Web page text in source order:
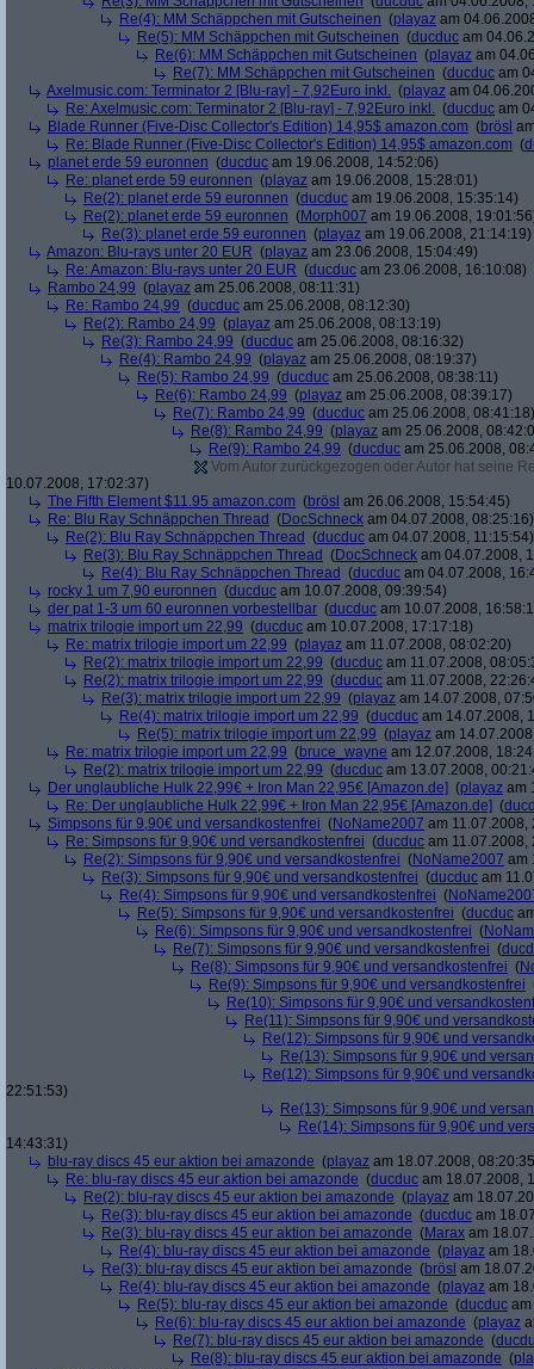
Re(4): MM Schäppchen mit Gutscheinen (playaz am
Re(5): MM Schäppchen mit Gutscheinen (ducduc am
Re(6): MM Schäppchen mit Gutscheinen (playaz am
Re(7): MM Schäppchen mit Gutscheinen (ducduc am
Axelmusic.com: Terminator 2 [Blu-ray] - 7,92Euro inkl. (playaz am
Re: Axelmusic.com: Terminator 2 [Blu-ray] - 7,92Euro inkl. (ducduc am
Blade Runner (Five-Disc Collector's Edition) 14,95$ amazon.com (brösl
Re: Blade Runner (Five-Disc Collector's Edition) 14,95$ amazon.com (
planet erde 59 euronnen (ducduc am 19.06.2008, 14:52:06)
Re: planet erde 59 euronnen (playaz am 19.06.2008, 15:28:01)
Re(2): planet erde 59 euronnen (ducduc am 19.06.2008, 15:35:14)
Re(2): planet erde 59 euronnen (Morph007 am 19.06.2008,
Re(3): planet erde 59 euronnen (playaz am 19.06.2008, 21:14:19)
Amazon: Blu-rays unter 20 EUR (playaz am 23.06.2008, 15:04:49)
Re: Amazon: Blu-rays unter 20 EUR (ducduc am 23.06.2008, 16:10:08)
Rambo 24,99 (playaz am 25.06.2008, 08:11:31)
Re: Rambo 24,99 (ducduc am 25.06.2008, 08:12:30)
Re(2): Rambo 24,99 (playaz am 25.06.2008, 08:13:19)
Re(3): Rambo 24,99 (ducduc am 25.06.2008, 08:16:32)
Re(4): Rambo 24,99 (playaz am 25.06.2008, 08:19:37)
Re(5): Rambo 24,99 (ducduc am 25.06.2008, 08:38:11)
Re(6): Rambo 24,99 (playaz am 25.06.2008, 08:39:17)
Re(7): Rambo 24,99 (ducduc am 25.06.2008, 08:41:18)
Re(8): Rambo 24,99 (playaz am 25.06.2008,
Re(9): Rambo 24,99 (ducduc am 25.06.2008,
Vom Autor zurückgezogen oder Autor hat seine
10.07.2008, 17:02:37)
The Fifth Element $11.95 amazon.com (brösl am 26.06.2008, 15:54:45)
Re: Blu Ray Schnäppchen Thread (DocSchneck am 04.07.2008, 08:25:16)
Re(2): Blu Ray Schnäppchen Thread (ducduc am 04.07.2008, 11:15:54)
Re(3): Blu Ray Schnäppchen Thread (DocSchneck am 04.07.2008,
Re(4): Blu Ray Schnäppchen Thread (ducduc am 04.07.2008,
rocky 1 um 7,90 euronnen (ducduc am 10.07.2008, 09:39:54)
der pat 1-3 um 60 euronnen vorbestellbar (ducduc am 10.07.2008,
matrix trilogie import um 22,99 (ducduc am 10.07.2008, 17:17:18)
Re: matrix trilogie import um 22,99 (playaz am 11.07.2008, 08:02:20)
Re(2): matrix trilogie import um 22,99 (ducduc am 11.07.2008,
Re(2): matrix trilogie import um 22,99 (ducduc am 11.07.2008,
Re(3): matrix trilogie import um 22,99 (playaz am 14.07.2008,
Re(4): matrix trilogie import um 22,99 (ducduc am 14.07.2008,
Re(5): matrix trilogie import um 22,99 (playaz am
Re: matrix trilogie import um 22,99 (bruce_wayne am 12.07.2008,
Re(2): matrix trilogie import um 22,99 (ducduc am 13.07.2008,
Der unglaubliche Hulk 22,99€ + Iron Man 22,95€ [Amazon.de] (playaz am
Re: Der unglaubliche Hulk 22,99€ + Iron Man 22,95€ [Amazon.de] (
Simpsons für 9,90€ und versandkostenfrei (NoName2007 am 11.07.2008,
Re: Simpsons für 9,90€ und versandkostenfrei (ducduc am 11.07.2008,
Re(2): Simpsons für 9,90€ und versandkostenfrei (NoName2007 am
Re(3): Simpsons für 9,90€ und versandkostenfrei (ducduc am
Re(4): Simpsons für 9,90€ und versandkostenfrei (
Re(5): Simpsons für 9,90€ und versandkostenfrei (ducduc
Re(6): Simpsons für 9,90€ und versandkostenfrei (
Re(7): Simpsons für 9,90€ und versandkostenfrei (
Re(8): Simpsons für 9,90€ und versandkostenfrei (
Re(9): Simpsons für 9,90€ und versandkostenfrei
Re(10): Simpsons für 9,90€ und
Re(11): Simpsons für 9,90€ und
Re(12): Simpsons für 9,90€ und
Re(13): Simpsons für 9,90€ und
Re(12): Simpsons für 9,90€ und
22:51:53)
Re(13): Simpsons für 9,90€ und
Re(14): Simpsons für 9,90€ und
14:43:31)
blu-ray discs 45 eur aktion bei amazonde (playaz am 18.07.2008,
Re: blu-ray discs 45 eur aktion bei amazonde (ducduc am 18.07.2008,
Re(2): blu-ray discs 45 eur aktion bei amazonde (playaz am
Re(3): blu-ray discs 45 eur aktion bei amazonde (ducduc am
Re(3): blu-ray discs 45 eur aktion bei amazonde (Marax am
Re(4): blu-ray discs 45 eur aktion bei amazonde (playaz am
Re(3): blu-ray discs 45 eur aktion bei amazonde (brösl am
Re(4): blu-ray discs 45 eur aktion bei amazonde (playaz am
Re(5): blu-ray discs 45 eur aktion bei amazonde (ducduc
Re(6): blu-ray discs 45 eur aktion bei amazonde (playaz
Re(7): blu-ray discs 45 eur aktion bei amazonde (
Re(8): blu-ray discs 45 eur aktion bei amazonde (